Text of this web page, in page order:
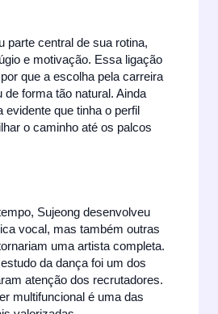
parte central de sua rotina,
e motivação. Essa ligação
que a escolha pela carreira
de forma tão natural. Ainda
evidente que tinha o perfil
o caminho até os palcos
Sujeong desenvolveu
vocal, mas também outras
uma artista completa.
da dança foi um dos
atenção dos recrutadores.
multifuncional é uma das